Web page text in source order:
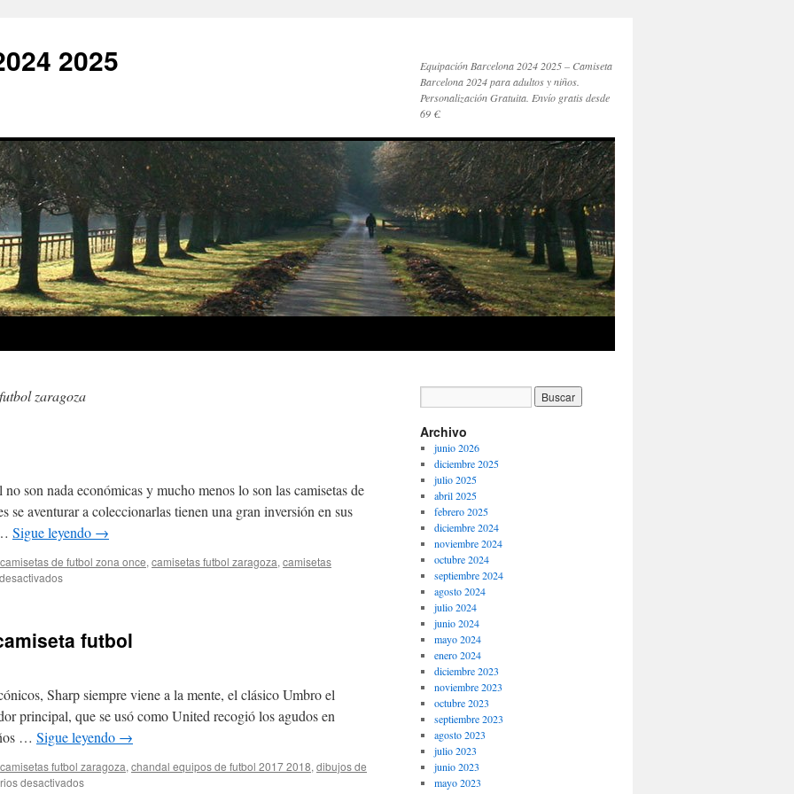
2025
Equipación Barcelona 2024 2025 – Camiseta
Barcelona 2024 para adultos y niños.
Personalización Gratuita. Envío gratis desde
69 €.
zaragoza
son nada económicas y mucho menos lo son las camisetas de
se aventurar a coleccionarlas tienen una gran inversión en sus
Sigue leyendo →
camisetas de futbol zona once, camisetas futbol zaragoza, camisetas
en
futbol
Sharp siempre viene a la mente, el clásico Umbro el
principal, que se usó como United recogió los agudos en
… Sigue leyendo →
camisetas futbol zaragoza, chandal equipos de futbol 2017 2018, dibujos de
desactivadosen
Archivo
junio 2026
diciembre 2025
julio 2025
abril 2025
febrero 2025
diciembre 2024
noviembre 2024
octubre 2024
septiembre 2024
agosto 2024
julio 2024
junio 2024
mayo 2024
enero 2024
diciembre 2023
noviembre 2023
octubre 2023
septiembre 2023
agosto 2023
julio 2023
junio 2023
mayo 2023